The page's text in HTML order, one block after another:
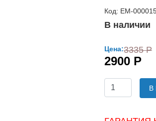
Код: ЕМ-
В наличии
Цена:3335 Р
2900 Р
В